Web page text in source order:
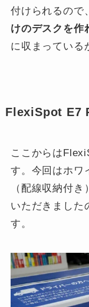
付けられるので
けのデスクを作
に収まっている
FlexiSpot E7
ここからは
す。今回はホワ
（配線収納付
いただきました
す。